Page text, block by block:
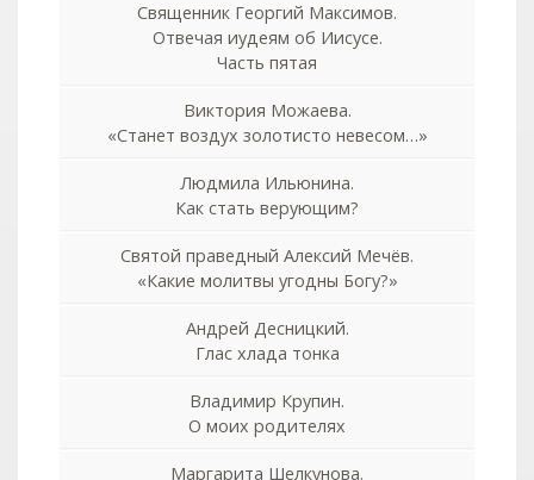
Священник Георгий Максимов.
Отвечая иудеям об Иисусе.
Часть пятая
Виктория Можаева.
«Станет воздух золотисто невесом…»
Людмила Ильюнина.
Как стать верующим?
Святой праведный Алексий Мечёв.
«Какие молитвы угодны Богу?»
Андрей Десницкий.
Глас хлада тонка
Владимир Крупин.
О моих родителях
Маргарита Шелкунова.